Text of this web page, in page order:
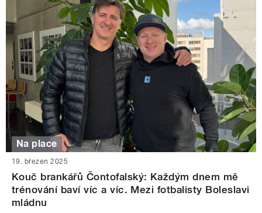
Na place
19. březen 2025
Kouč brankářů Čontofalský: Každým dnem mě
trénování baví víc a víc. Mezi fotbalisty Boleslavi
mládnu